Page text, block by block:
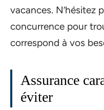
vacances. N’hésitez
concurrence pour
correspond à vos
Assurance
éviter